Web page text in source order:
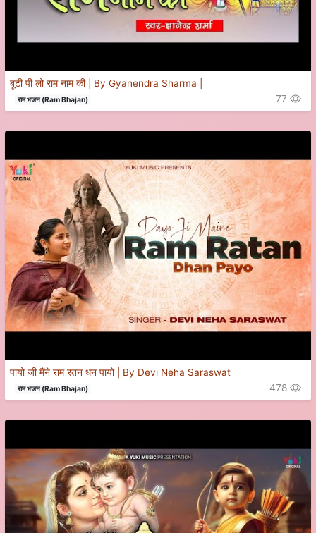
बूटी पी लो राम नाम की | By Gyanendra Sharma |
राम भजन (Ram Bhajan) 77
पायो जी मैंने राम रतन धन पायो | By Devi Neha Saraswat
राम भजन (Ram Bhajan) 478